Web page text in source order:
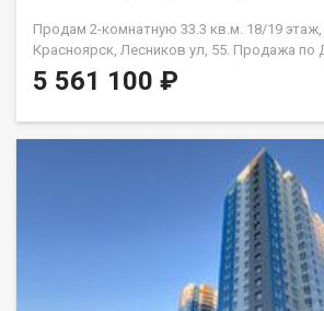
Продам 2-комнатную 33.3 кв.м. 18/19 этаж,
Красноярск, Лесников ул, 55. Продажа
ЗАСТРОЙЩИКА.
5 561 100 ₽